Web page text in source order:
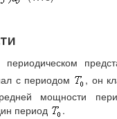
с периодом
, он
мощности
период
.